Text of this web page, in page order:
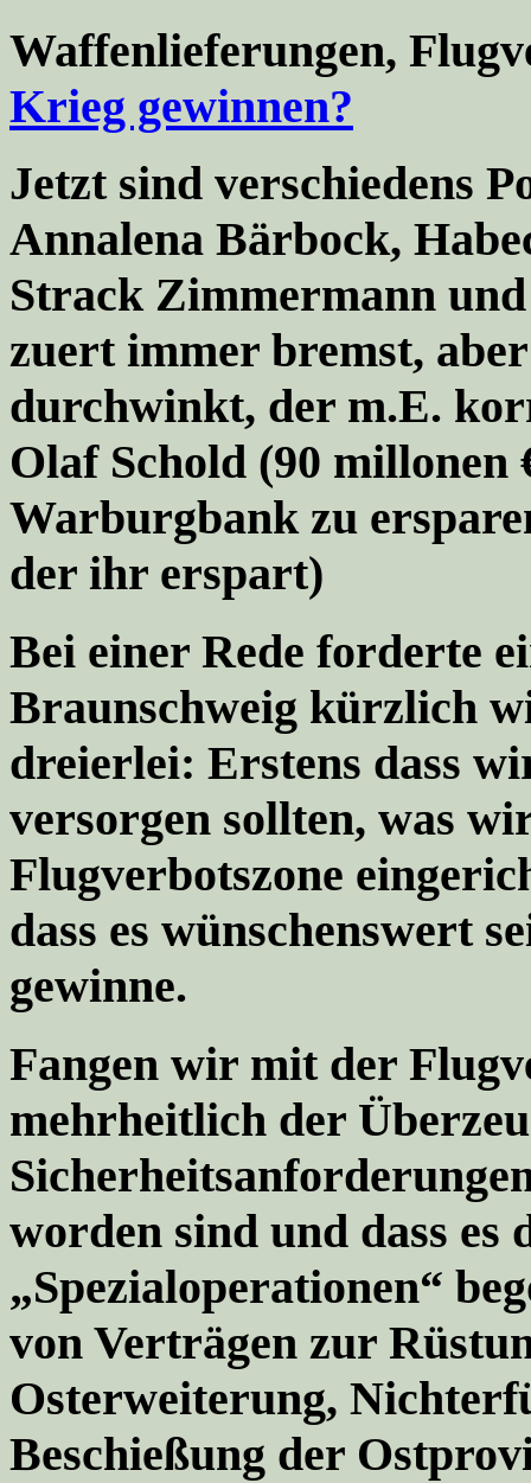
Waffenlieferungen,
Krieg gewinnen?
Jetzt sind verschiedens
Annalena Bärbock,
Strack Zimmermann
zuert immer bremst,
durchwinkt, der m.E.
Olaf Schold (90 millonen
Warburgbank zu
der ihr erspart)
Bei einer Rede forderte
Braunschweig kürzlich
dreierlei: Erstens dass
versorgen sollten, was
Flugverbotszone
dass es wünschenswert
gewinne.
Fangen wir mit der
mehrheitlich der
worden sind und dass es
„Spezialoperationen“
von Verträgen zur
Osterweiterung,
Beschießung der